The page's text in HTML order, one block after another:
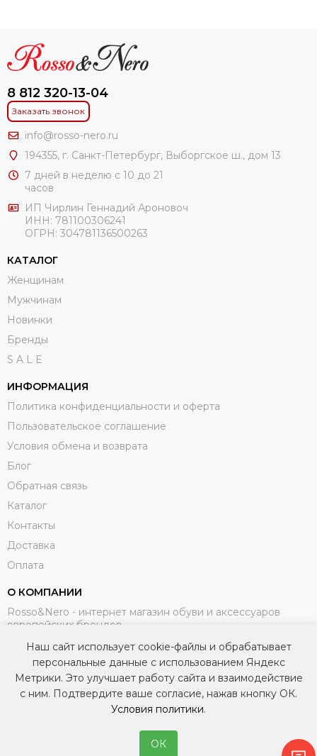
(квадратные, треугольные) для смелых модных
экспериментов.
ремнями для прогулок и путешествий.
Gregorio, Marina Creazioni, Marino Orlandi и Renato Angi.
Натуральная кожа, из которой они изготовлены, не теряет
своего безупречного вида даже после долгого
использования.
Не откладывайте шопинг на потом — купить белый
женский рюкзак можно прямо сейчас с оперативной
которая сделает каждый день особенным.
8 812 320-13-04
Заказать звонок
info@rosso-nero.ru
194355, г. Санкт-Петербург, Выборгское ш., дом 13
7 дней в неделю с 10 до 21
часов
ИП Чирлин Геннадий Ароновоч
ИНН: 781100306241
ОГРН: 304781136500263
КАТАЛОГ
Женщинам
Мужчинам
Новинки
Бренды
S A L E
ИНФОРМАЦИЯ
Политика конфиденциальности и оферта
Пользовательское соглашение
Условия обмена и возврата
Блог
Обратная связь
Каталог
Контакты
Доставка
Оплата
О КОМПАНИИ
Rosso&Nero - интернет магазин обуви и аксессуаров
европейских брендов.
МЫ В СОЦИАЛЬНЫХ СЕТЯХ
2026 © Интернет-магазин итальянской обуви и аксессуаров — Rosso&Nero.
Наш сайт использует cookie-файлы и обрабатывает
персональные данные с использованием Яндекс
Метрики. Это улучшает работу сайта и взаимодействие
с ним. Подтвердите ваше согласие, нажав кнопку ОК.
Условия политики.
ОК